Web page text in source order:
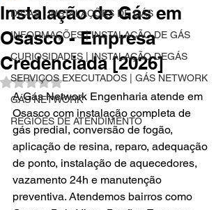
DICAS | INSTALAÇÕES DE GÁS
INFORMAÇÕES | INSTALAÇÃO DE GÁS
CURIOSIDADES | INSTALAÇÃO DEGÁS
SERVIÇOS EXECUTADOS | GÁS NETWORK
GÁS NETWORK
REGIÕES DE ATENDIMENTO
Instalação de Gás em
Osasco - Empresa
Credenciada [2026]
Avaliado com NaN de 5 estrelas.
A Gás Network Engenharia atende em
Osasco com instalação completa de
gás predial, conversão de fogão,
aplicação de resina, reparo, adequação
de ponto, instalação de aquecedores,
vazamento 24h e manutenção
preventiva. Atendemos bairros como